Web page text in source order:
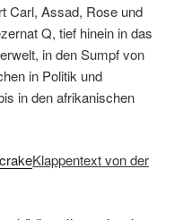
Carl, Assad, Rose und
Q, tief hinein in das
in den Sumpf von
in Politik und
in den afrikanischen
Klappentext von der